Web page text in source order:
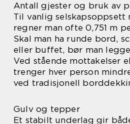
Antall gjester og bruk av
Til vanlig selskapsoppsett
regner man ofte 0,751 m
Skal man ha runde bord,
eller buffet, bør man
Ved stående mottakelser
trenger hver person
ved tradisjonell
Gulv og tepper
Et stabilt underlag gir